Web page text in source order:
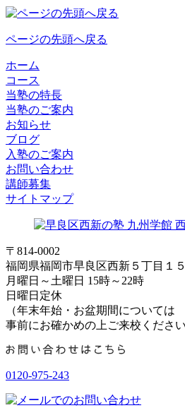
ページの先頭へ戻る
ホーム
コース
当塾の特長
当塾のご案内
お知らせ
ブログ
入塾のご案内
お問い合わせ
講師募集
サイトマップ
〒814-0002
福岡県福岡市早良区西新５丁目１
月曜日～土曜日 15時～22時
日曜日定休
（年末年始・お盆期間については
事前にお確かめの上ご来校ください
0120-975-243